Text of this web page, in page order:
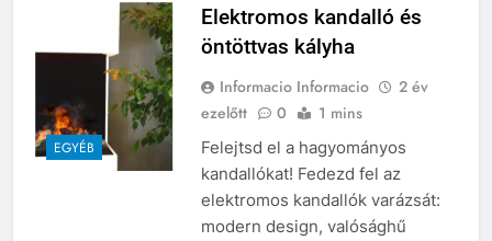
EGYÉB
Elektromos kandalló és
öntöttvas kályha
Informacio Informacio
2 év
ezelőtt
0 1 mins
Felejtsd el a hagyományos
kandallókat! Fedezd fel az
elektromos kandallók varázsát:
modern design, valósághű